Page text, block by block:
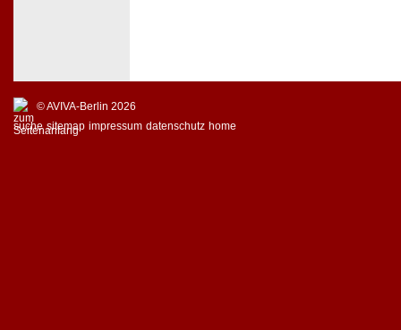
© AVIVA-Berlin 2026
suche sitemap impressum datenschutz home